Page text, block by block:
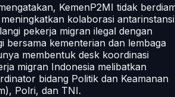
KemenP2MI tidak
kolaborasi antarinstansi
pekerja migran ilegal dengan
bersama kementerian dan lembaga
membentuk desk koordinasi
migran Indonesia melibatkan
bidang Politik dan Keamanan
Polri, dan TNI.